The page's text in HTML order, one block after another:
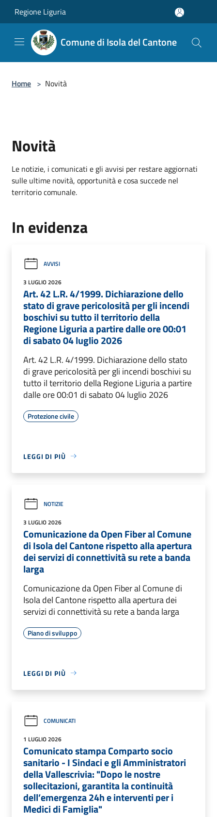
Regione Liguria
Comune di Isola del Cantone
Home > Novità
Novità
Le notizie, i comunicati e gli avvisi per restare aggiornati
sulle ultime novità, opportunità e cosa succede nel
territorio comunale.
In evidenza
AVVISI
3 LUGLIO 2026
Art. 42 L.R. 4/1999. Dichiarazione dello
stato di grave pericolosità per gli incendi
boschivi su tutto il territorio della
Regione Liguria a partire dalle ore 00:01
di sabato 04 luglio 2026
Art. 42 L.R. 4/1999. Dichiarazione dello stato
di grave pericolosità per gli incendi boschivi su
tutto il territorio della Regione Liguria a partire
dalle ore 00:01 di sabato 04 luglio 2026
Protezione civile
LEGGI DI PIÙ
NOTIZIE
3 LUGLIO 2026
Comunicazione da Open Fiber al Comune
di Isola del Cantone rispetto alla apertura
dei servizi di connettività su rete a banda
larga
Comunicazione da Open Fiber al Comune di
Isola del Cantone rispetto alla apertura dei
servizi di connettività su rete a banda larga
Piano di sviluppo
LEGGI DI PIÙ
COMUNICATI
1 LUGLIO 2026
Comunicato stampa Comparto socio
sanitario - I Sindaci e gli Amministratori
della Vallescrivia: "Dopo le nostre
sollecitazioni, garantita la continuità
dell’emergenza 24h e interventi per i
Medici di Famiglia"